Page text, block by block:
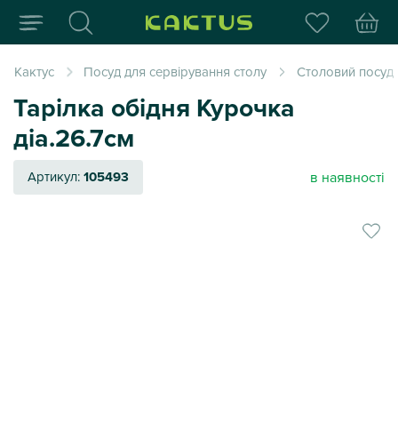
Інтернет-магазин
Кактус Посуд для сервірування столу Столовий посуд
Тарілка обідня Курочка
діа.26.7см
Артикул:105493 в наявності